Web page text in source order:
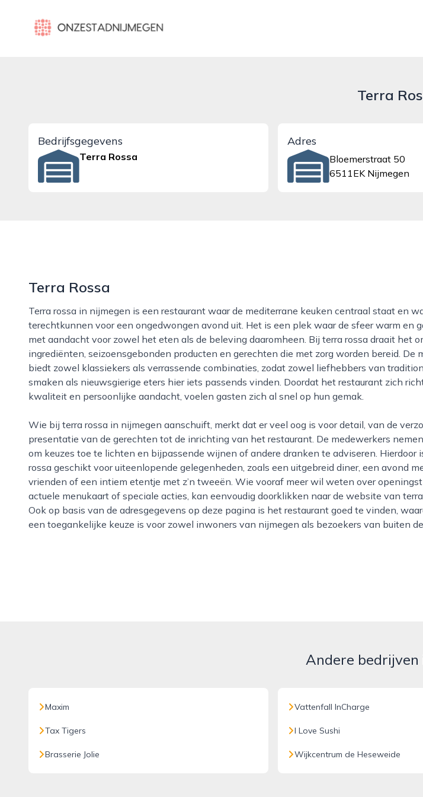
onzestadnijmegen.nl
Terra
Bedrijfsgegevens
Terra Rossa
Adres
Bloemerstraat 50
6511EK Nijmegen
Terra Rossa
Terra rossa in nijmegen is een restaurant waar de mediterrane keuken centraal staat en waar gasten
terechtkunnen voor een ongedwongen avond uit. Het is een plek waar de sfeer warm en
met aandacht voor zowel het eten als de beleving daaromheen. Bij terra rossa draait het
ingrediënten, seizoensgebonden producten en gerechten die met zorg worden bereid. De
biedt zowel klassiekers als verrassende combinaties, zodat zowel liefhebbers van
smaken als nieuwsgierige eters hier iets passends vinden. Doordat het restaurant zich
kwaliteit en persoonlijke aandacht, voelen gasten zich al snel op hun gemak.
Wie bij terra rossa in nijmegen aanschuift, merkt dat er veel oog is voor detail, van de verzorgde
presentatie van de gerechten tot de inrichting van het restaurant. De medewerkers
om keuzes toe te lichten en bijpassende wijnen of andere dranken te adviseren. Hierdoor
rossa geschikt voor uiteenlopende gelegenheden, zoals een uitgebreid diner, een avond
vrienden of een intiem etentje met z’n tweeën. Wie vooraf meer wil weten over
actuele menukaart of speciale acties, kan eenvoudig doorklikken naar de website van terra
Ook op basis van de adresgegevens op deze pagina is het restaurant goed te vinden,
een toegankelijke keuze is voor zowel inwoners van nijmegen als bezoekers van buiten
Andere bedrijven
Maxim
Tax Tigers
Brasserie Jolie
Vattenfall InCharge
I Love Sushi
Wijkcentrum de Heseweide